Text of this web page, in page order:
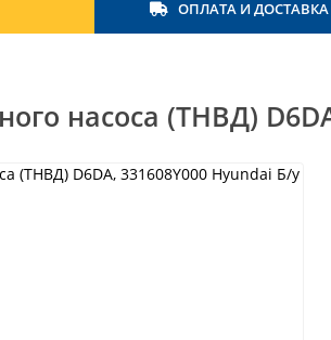
ОПЛАТА И ДОСТАВКА
насоса (ТНВД)